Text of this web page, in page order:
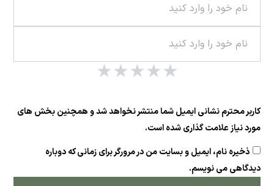
★
★
★
★
★
کاربر محترم نشانی ایمیل شما منتشر نخواهد شد و همچنین بخش های
مورد نیاز علامت گذاری شده است.
ذخیره نام، ایمیل و بسایت من در مرورگر برای زمانی که دوباره
دیدگاهی می نویسم.